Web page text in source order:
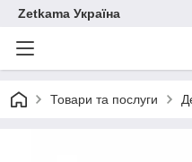
Zetkama Україна
Товари та послуги